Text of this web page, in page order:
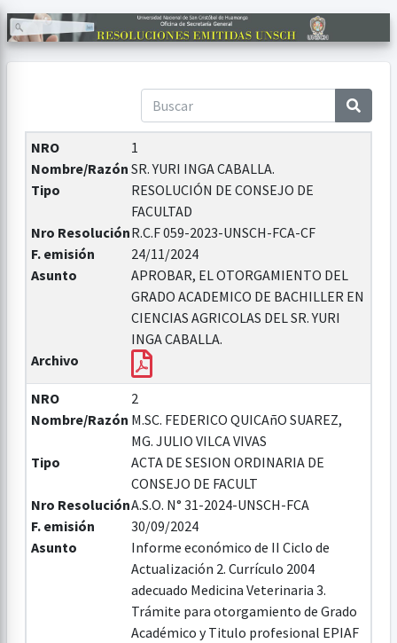
NRO
1
Nombre/Razón SR. YURI INGA CABALLA.
Tipo
RESOLUCIÓN DE CONSEJO DE
FACULTAD
Nro ResoluciónR.C.F 059-2023-UNSCH-FCA-CF
F. emisión
24/11/2024
Asunto
APROBAR, EL OTORGAMIENTO DEL
GRADO ACADEMICO DE BACHILLER EN
CIENCIAS AGRICOLAS DEL SR. YURI
INGA CABALLA.
Archivo
NRO
2
Nombre/Razón M.SC. FEDERICO QUICAñO SUAREZ,
MG. JULIO VILCA VIVAS
Tipo
ACTA DE SESION ORDINARIA DE
CONSEJO DE FACULT
Nro ResoluciónA.S.O. N° 31-2024-UNSCH-FCA
F. emisión
30/09/2024
Asunto
Informe económico de II Ciclo de
Actualización 2. Currículo 2004
adecuado Medicina Veterinaria 3.
Trámite para otorgamiento de Grado
Académico y Titulo profesional EPIAF